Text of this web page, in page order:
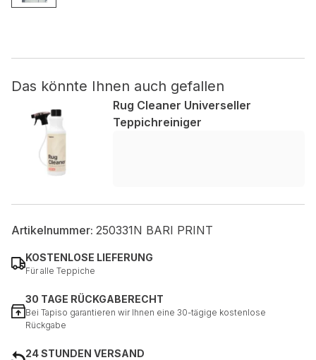
Das könnte Ihnen auch gefallen
Rug Cleaner Universeller
Teppichreiniger
Artikelnummer: 250331N BARI PRINT
KOSTENLOSE LIEFERUNG
Für alle Teppiche
30 TAGE RÜCKGABERECHT
Bei Tapiso garantieren wir Ihnen eine 30-tägige kostenlose
Rückgabe
24 STUNDEN VERSAND
analysiert werden und noch keiner Kategorie zugeordnet
wurden.